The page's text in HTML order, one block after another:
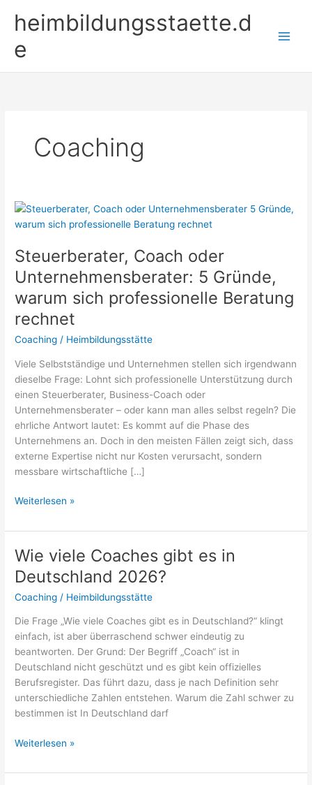
Inhaltheimbildungsstaette.d
e
Coaching
Steuerberater, Coach oder
Unternehmensberater: 5 Gründe,
warum sich professionelle Beratung
rechnet
Coaching / Heimbildungsstätte
Viele Selbstständige und Unternehmen stellen sich irgendwann
dieselbe Frage: Lohnt sich professionelle Unterstützung durch
einen Steuerberater, Business-Coach oder
Unternehmensberater – oder kann man alles selbst regeln? Die
ehrliche Antwort lautet: Es kommt auf die Phase des
Unternehmens an. Doch in den meisten Fällen zeigt sich, dass
externe Expertise nicht nur Kosten verursacht, sondern
messbare wirtschaftliche […]
Steuerberater,
oder
5
Gründe,
warum
professionelle
Beratung
rechnet
Weiterlesen »
Wie viele Coaches gibt es in
Deutschland 2026?
Coaching / Heimbildungsstätte
Die Frage „Wie viele Coaches gibt es in Deutschland?“ klingt
einfach, ist aber überraschend schwer eindeutig zu
beantworten. Der Grund: Der Begriff „Coach“ ist in
Deutschland nicht geschützt und es gibt kein offizielles
Berufsregister. Das führt dazu, dass je nach Definition sehr
unterschiedliche Zahlen entstehen. Warum die Zahl schwer zu
bestimmen ist In Deutschland darf
Wie
Coaches
Weiterlesen »